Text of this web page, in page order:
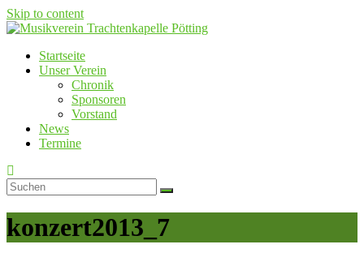
Skip to content
Musikverein Trachtenkapelle Pötting
Startseite
Unser Verein
Chronik
Sponsoren
Vorstand
News
Termine
konzert2013_7